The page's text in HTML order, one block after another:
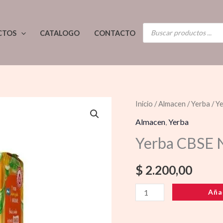
CATALOGO CONTACTO
BÚSQUEDA
DE
PRODUCTOS
Inicio /Almacen /Yerba /
Almacen Yerba
Yerba CBSE
$ 2.200,00
Yerba
CBSE
500g